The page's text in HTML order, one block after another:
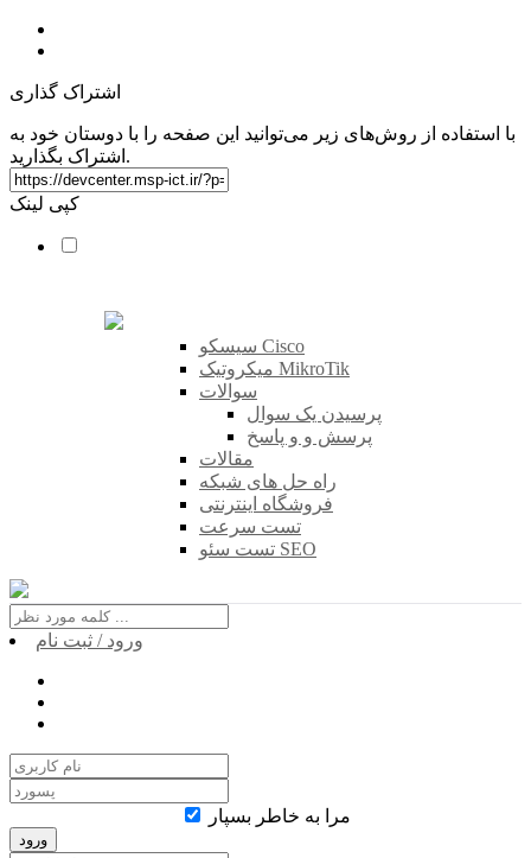
اشتراک گذاری
با استفاده از روش‌های زیر می‌توانید این صفحه را با دوستان خود به
اشتراک بگذارید.
کپی لینک
سیسکو Cisco
میکروتیک MikroTik
سوالات
پرسیدن یک سوال
پرسش و و پاسخ
مقالات
راه حل های شبکه
فروشگاه اینترنتی
تست سرعت
تست سئو SEO
ورود / ثبت نام
مرا به خاطر بسپار